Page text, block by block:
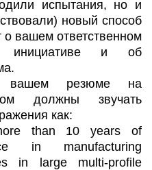
испытания, но и
новый способ
о вашем ответственном
инициативе и об
резюме на
должны звучать
как:
than 10 years of
in manufacturing
in large multi-profile